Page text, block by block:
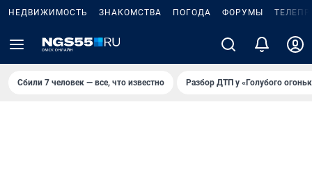
НЕДВИЖИМОСТЬ ЗНАКОМСТВА ПОГОДА ФОРУМЫ
Сбили 7 человек — все, что известно Разбор ДТП у «Голубого